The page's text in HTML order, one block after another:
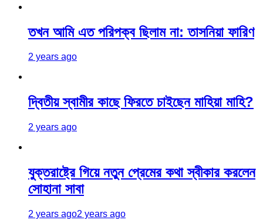
তখন আমি এত পরিপক্ব ছিলাম না: তাসনিয়া ফারিণ
2 years ago
দ্বিতীয় স্বামীর কাছে ফিরতে চাইছেন মাহিয়া মাহি?
2 years ago
যুক্তরাষ্ট্রে গিয়ে নতুন প্রেমের কথা স্বীকার করলেন
সোহানা সাবা
2 years ago2 years ago